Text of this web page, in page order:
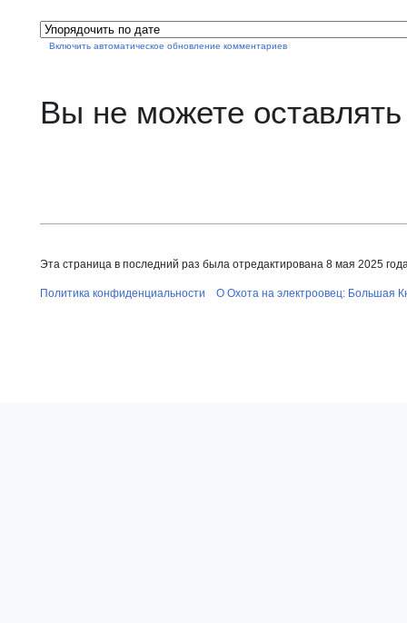
Включить автоматическое обновление комментариев
Вы не можете
Эта страница в последний раз была отредактирована 8 мая 2025
Политика конфиденциальности О Охота на электроовец: Большая